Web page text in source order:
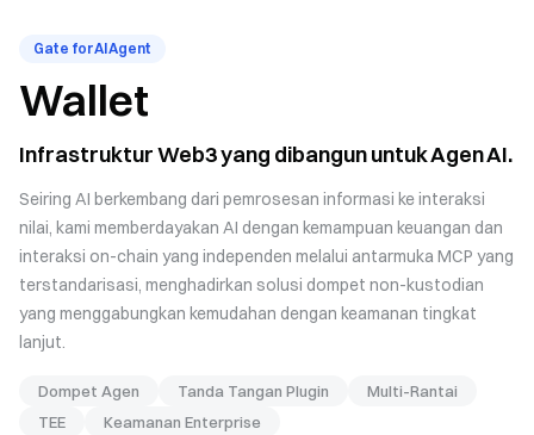
Gate for AI Agent
Wallet
Infrastruktur Web3 yang dibangun untuk Agen AI.
Seiring AI berkembang dari pemrosesan informasi ke interaksi
nilai, kami memberdayakan AI dengan kemampuan keuangan dan
interaksi on-chain yang independen melalui antarmuka MCP yang
terstandarisasi, menghadirkan solusi dompet non-kustodian
yang menggabungkan kemudahan dengan keamanan tingkat
lanjut.
Dompet Agen Tanda Tangan Plugin
Multi-Rantai
TEE
Keamanan Enterprise